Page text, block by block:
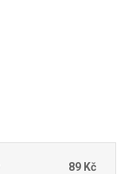
89 Kč